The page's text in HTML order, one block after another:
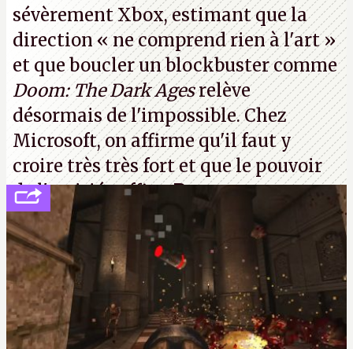
sévèrement Xbox, estimant que la
direction« ne comprend rien à l'art »
et que boucler un blockbuster comme
Doom: The Dark Agesrelève
désormais de l'impossible. Chez
Microsoft, on affirme qu'il faut y
croire très très fort et que le pouvoir
de l'amitié suffira.P.